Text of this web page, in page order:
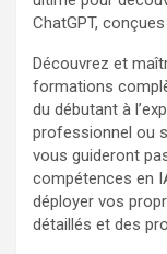
ChatGPT,
Découvrez et
formations
du débutant à
professionnel ou
vous guideront
compétences en
déployer vos
détaillés et des